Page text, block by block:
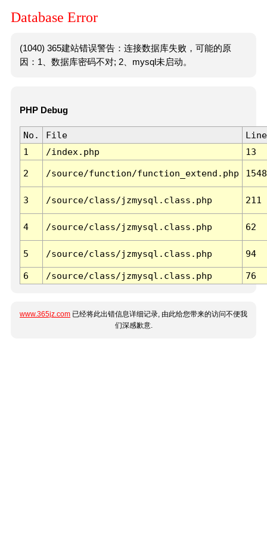
Database Error
(1040) 365建站错误警告：连接数据库失败，可能的原
因：1、数据库密码不对; 2、mysql未启动。
PHP Debug
No. File
Line
1
/index.php 13
2 /source/function/function_extend.php 1548
3 /source/class/jzmysql.class.php 211
4 /source/class/jzmysql.class.php 62
5 /source/class/jzmysql.class.php 94
6 /source/class/jzmysql.class.php 76
www.365jz.com 已经将此出错信息详细记录, 由此给您带来的访问不便我
们深感歉意.